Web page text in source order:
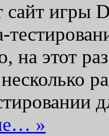
игры
на этот
»